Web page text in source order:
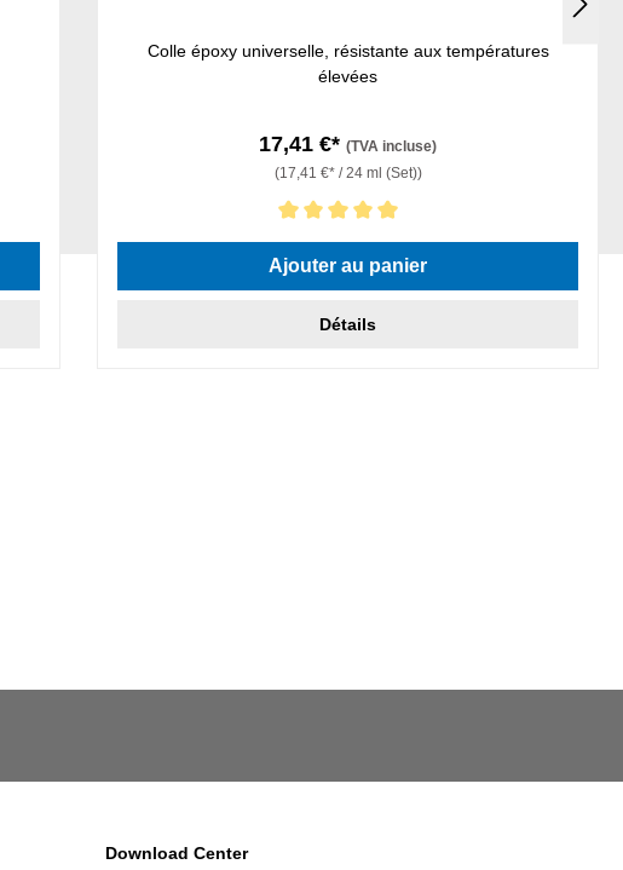
Colle époxy universelle, résistante aux températures
élevées
17,41 €*(TVA incluse)
(17,41 €* / 24 ml (Set))
Note moyenne de 5 sur 5 étoiles
Ajouter au panier
Détails
Download Center